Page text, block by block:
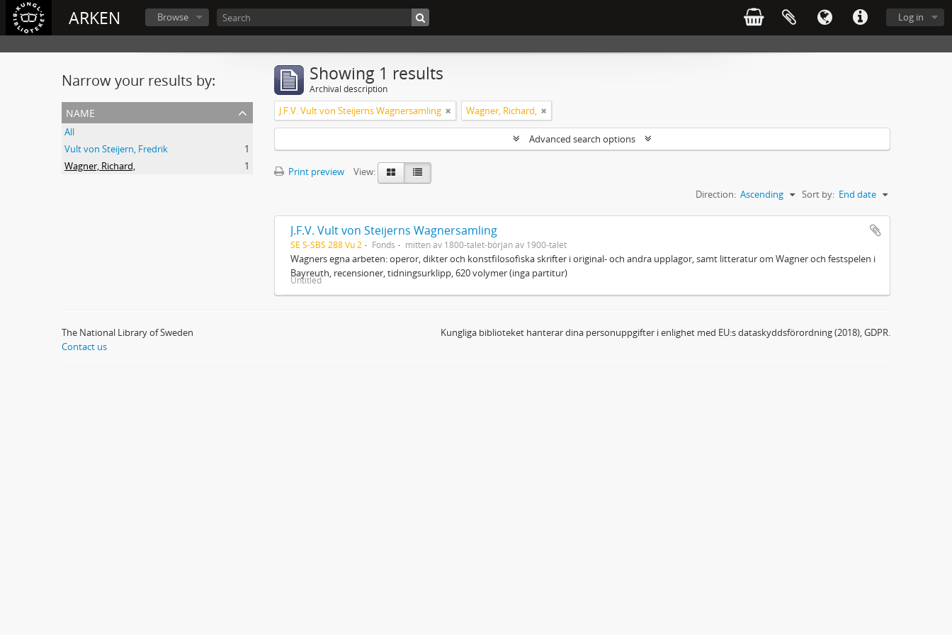
ARKEN Log in
Browse
Narrow your results by:
name
All
Vult von Steijern, Fredrik
1
Wagner, Richard,
1
Showing 1 results
Archival description
J.F.V. Vult von Steijerns Wagnersamling Wagner, Richard,
Advanced search options
Print preview
View:
Sort by: End date
Direction: Ascending
J.F.V. Vult von Steijerns Wagnersamling
SE S-SBS 288 Vu 2 Fonds mitten av 1800-talet-början av 1900-talet
Wagners egna arbeten: operor, dikter och konstfilosofiska skrifter i original- och andra upplagor, samt litteratur om Wagner och festspelen i
Bayreuth, recensioner, tidningsurklipp, 620 volymer (inga partitur)
Untitled
The National Library of Sweden
Contact us
Kungliga biblioteket hanterar dina personuppgifter i enlighet med EU:s dataskyddsförordning (2018), GDPR.